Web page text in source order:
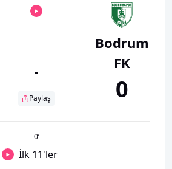
-
Paylaş
Bodrum
FK
0
0’
İlk 11'ler